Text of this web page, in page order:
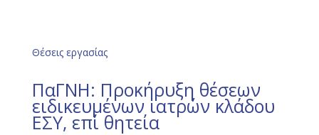
Θέσεις εργασίας
ΠαΓΝΗ: Προκήρυξη θέσεων
ειδικευμένων ιατρών κλάδου
ΕΣΥ, επί θητεία